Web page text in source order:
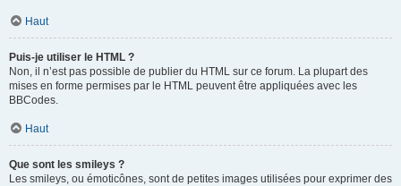
Haut
Puis-je utiliser le HTML ?
Non, il n’est pas possible de publier du HTML sur ce forum. La plupart des
mises en forme permises par le HTML peuvent être appliquées avec les
BBCodes.
Haut
Que sont les smileys ?
Les smileys, ou émoticônes, sont de petites images utilisées pour exprimer des